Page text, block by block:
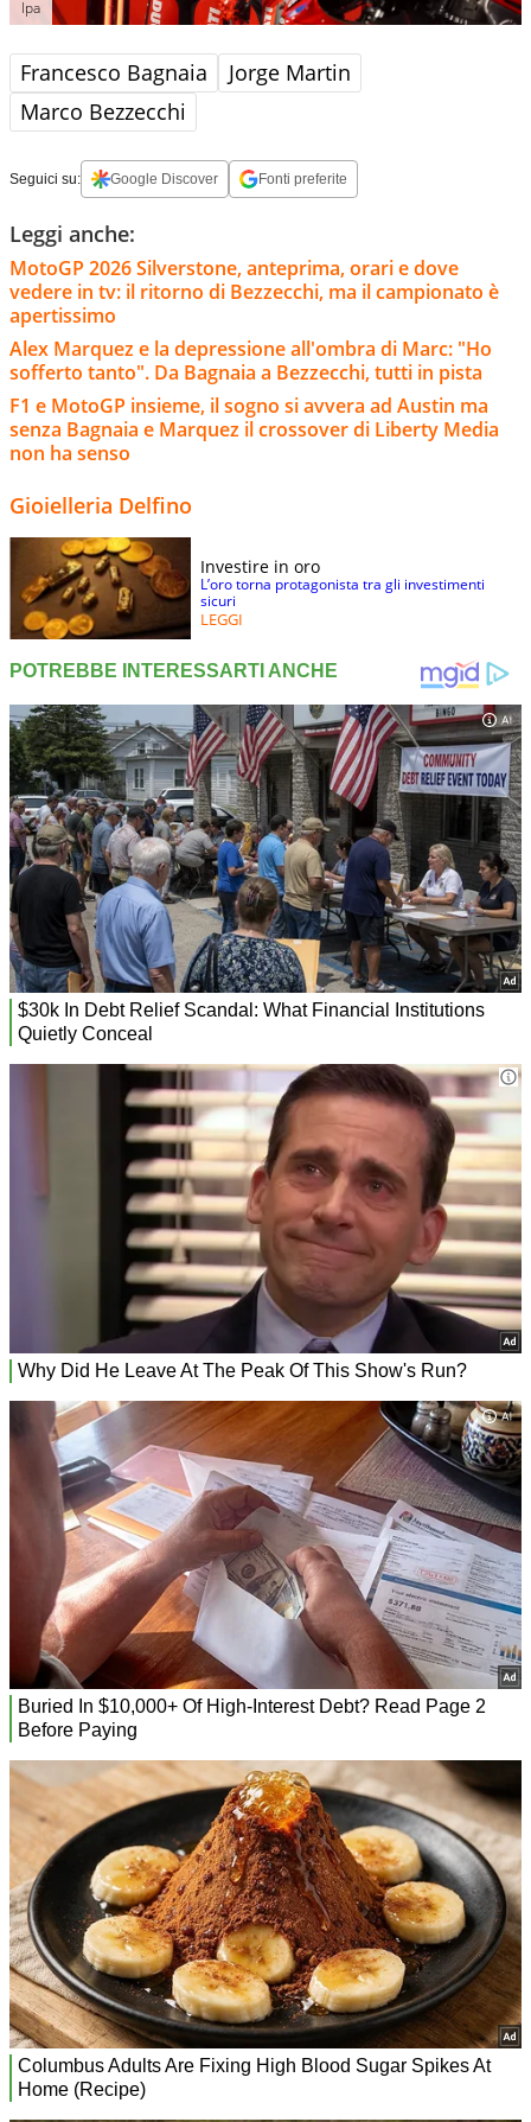
Ipa
Francesco Bagnaia
Jorge Martin
Marco Bezzecchi
Seguici su: Google Discover Fonti preferite
Leggi anche:
MotoGP 2026 Silverstone, anteprima, orari e dove
vedere in tv: il ritorno di Bezzecchi, ma il campionato è
apertissimo
Alex Marquez e la depressione all'ombra di Marc: "Ho
sofferto tanto". Da Bagnaia a Bezzecchi, tutti in pista
F1 e MotoGP insieme, il sogno si avvera ad Austin ma
senza Bagnaia e Marquez il crossover di Liberty Media
non ha senso
Gioielleria Delfino
Investire in oro
L’oro torna protagonista tra gli investimenti
sicuri
LEGGI